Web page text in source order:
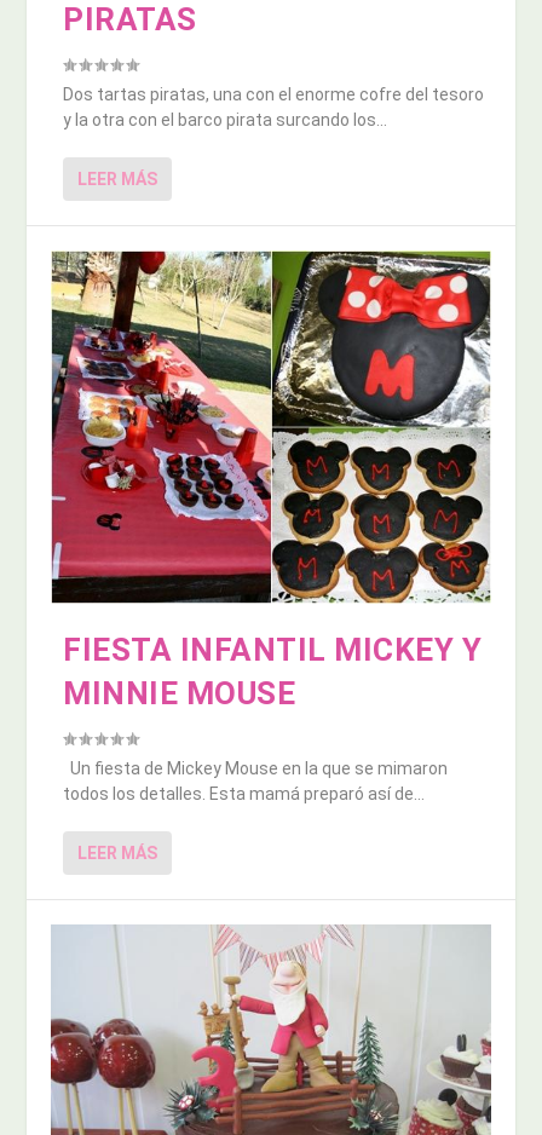
PIRATAS
Dos tartas piratas, una con el enorme cofre del tesoro
y la otra con el barco pirata surcando los...
LEER MÁS
FIESTA INFANTIL MICKEY Y
MINNIE MOUSE
Un fiesta de Mickey Mouse en la que se mimaron
todos los detalles. Esta mamá preparó así de...
LEER MÁS